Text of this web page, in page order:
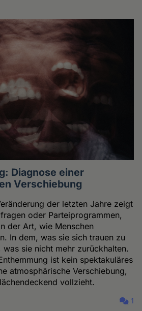
Diagnose einer
Verschiebung
der letzten Jahre zeigt
oder Parteiprogrammen,
der Art, wie Menschen
In dem, was sie sich trauen zu
sie nicht mehr zurückhalten.
ist kein spektakuläres
atmosphärische Verschiebung,
vollzieht.
1